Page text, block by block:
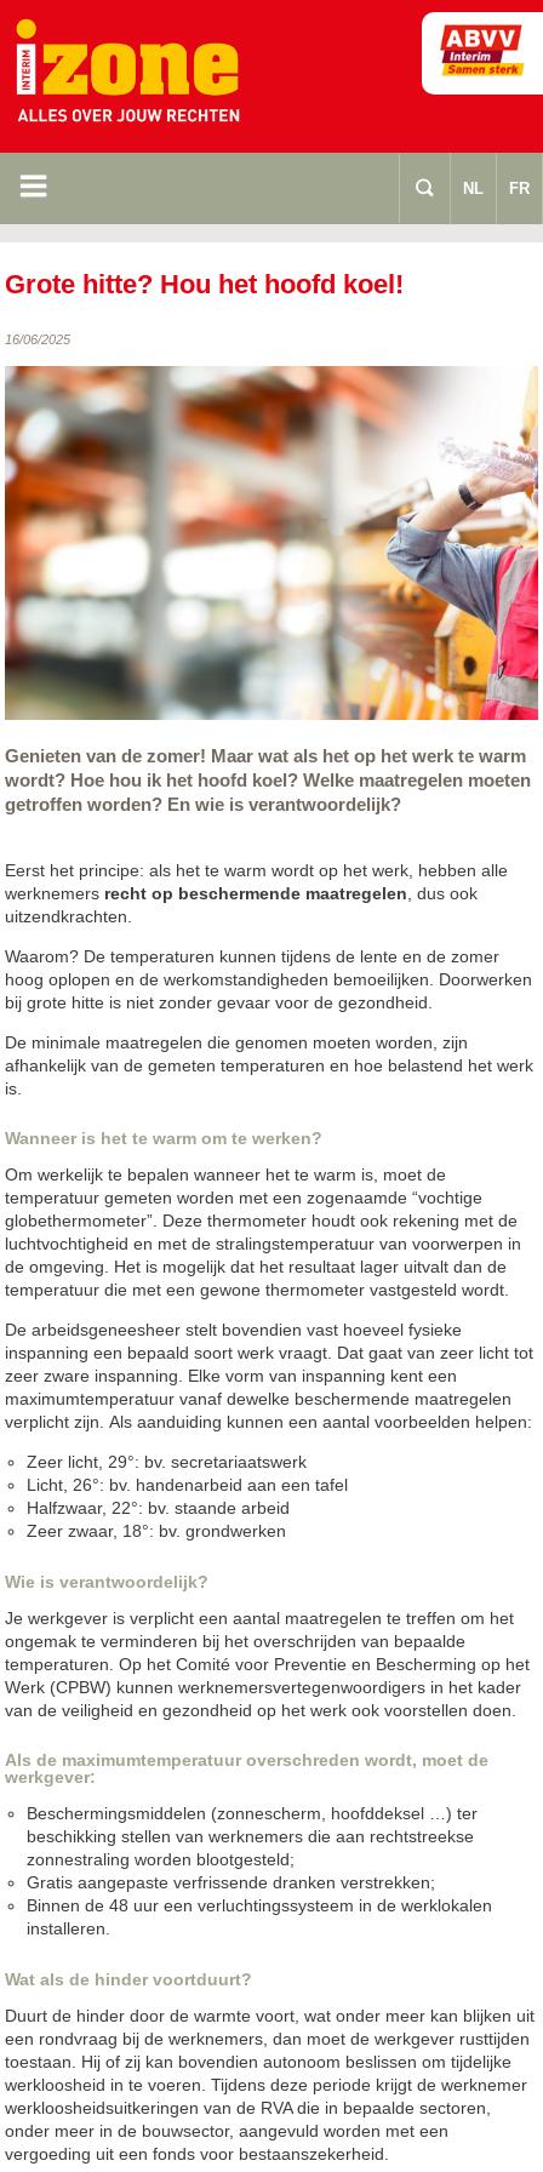
m s NL FR
Grote hitte? Hou het hoofd koel!
16/06/2025
Genieten van de zomer! Maar wat als het op het werk te warm
wordt? Hoe hou ik het hoofd koel? Welke maatregelen moeten
getroffen worden? En wie is verantwoordelijk?
Eerst het principe: als het te warm wordt op het werk, hebben alle
werknemers recht op beschermende maatregelen , dus ook
uitzendkrachten.
Waarom? De temperaturen kunnen tijdens de lente en de zomer
hoog oplopen en de werkomstandigheden bemoeilijken. Doorwerken
bij grote hitte is niet zonder gevaar voor de gezondheid.
De minimale maatregelen die genomen moeten worden, zijn
afhankelijk van de gemeten temperaturen en hoe belastend het werk
is.
Wanneer is het te warm om te werken?
Om werkelijk te bepalen wanneer het te warm is, moet de
temperatuur gemeten worden met een zogenaamde “vochtige
globethermometer”. Deze thermometer houdt ook rekening met de
luchtvochtigheid en met de stralingstemperatuur van voorwerpen in
de omgeving. Het is mogelijk dat het resultaat lager uitvalt dan de
temperatuur die met een gewone thermometer vastgesteld wordt.
De arbeidsgeneesheer stelt bovendien vast hoeveel fysieke
inspanning een bepaald soort werk vraagt. Dat gaat van zeer licht tot
zeer zware inspanning. Elke vorm van inspanning kent een
maximumtemperatuur vanaf dewelke beschermende maatregelen
verplicht zijn. Als aanduiding kunnen een aantal voorbeelden helpen:
Zeer licht, 29°: bv. secretariaatswerk
Licht, 26°: bv. handenarbeid aan een tafel
Halfzwaar, 22°: bv. staande arbeid
Zeer zwaar, 18°: bv. grondwerken
Wie is verantwoordelijk?
Je werkgever is verplicht een aantal maatregelen te treffen om het
ongemak te verminderen bij het overschrijden van bepaalde
temperaturen. Op het Comité voor Preventie en Bescherming op het
Werk (CPBW) kunnen werknemersvertegenwoordigers in het kader
van de veiligheid en gezondheid op het werk ook voorstellen doen.
Als de maximumtemperatuur overschreden wordt, moet de
werkgever:
Beschermingsmiddelen (zonnescherm, hoofddeksel …) ter
beschikking stellen van werknemers die aan rechtstreekse
zonnestraling worden blootgesteld;
Gratis aangepaste verfrissende dranken verstrekken;
Binnen de 48 uur een verluchtingssysteem in de werklokalen
installeren.
Wat als de hinder voortduurt?
Duurt de hinder door de warmte voort, wat onder meer kan blijken uit
een rondvraag bij de werknemers, dan moet de werkgever rusttijden
toestaan. Hij of zij kan bovendien autonoom beslissen om tijdelijke
werkloosheid in te voeren. Tijdens deze periode krijgt de werknemer
werkloosheidsuitkeringen van de RVA die in bepaalde sectoren,
onder meer in de bouwsector, aangevuld worden met een
vergoeding uit een fonds voor bestaanszekerheid.